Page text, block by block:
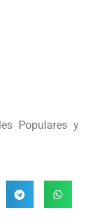
Populares y